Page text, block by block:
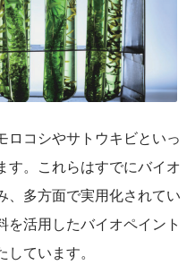
ロコシやサトウキビといっ
す。これらはすでにバイオ
、多方面で実用化されてい
を活用したバイオペイント
ています。